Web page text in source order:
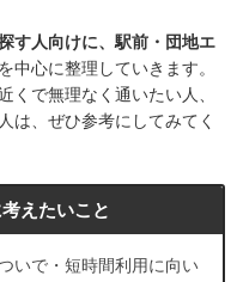
す人向けに、駅前・団地エ
を中心に整理していきます。
くで無理なく通いたい人、
は、ぜひ参考にしてみてく
えたいこと
いで・短時間利用に向い